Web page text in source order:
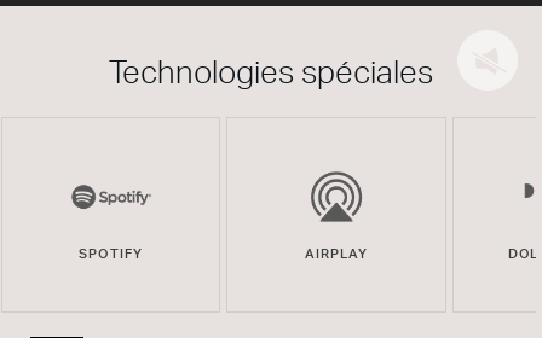
Technologies spéciales
SPOTIFY AIRPLAY